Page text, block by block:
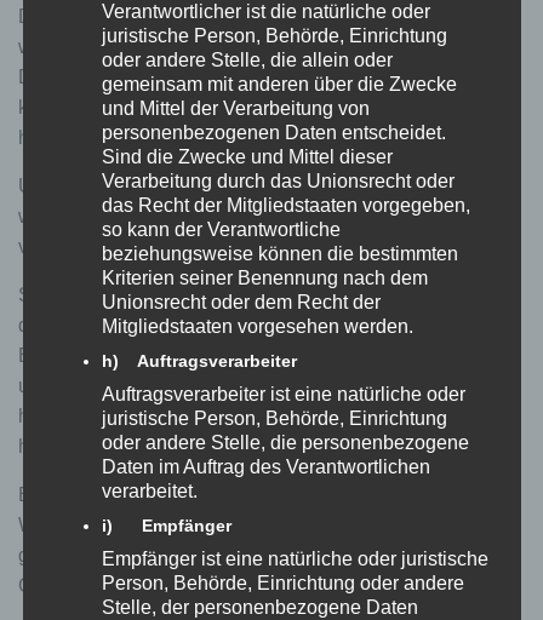
Datenschutzübereinkommen „Privacy Shield“ zertifiziert,
welches die Einhaltung des in der EU geltenden
Datenschutzniveaus gewährleistet. Ein aktuelles Zertifikat
kann hier eingesehen werden:
https://www.privacyshield.gov/list
Unter der nachstehenden Internetadresse erhalten Sie
weitere Informationen über die Datenschutzbestimmungen
von Google: https://www.google.de/policies/privacy/
Sie können Cookies für Anzeigenvorgaben dauerhaft
deaktivieren, indem Sie diese durch eine entsprechende
Einstellung Ihrer Browser-Software verhindern oder das
unter folgendem Link verfügbare Browser-Plug-in
herunterladen und installieren:
https://www.google.com/settings/ads/plugin?hl=de
Bitte beachten Sie, dass bestimmte Funktionen dieser
Website möglicherweise nicht oder nur eingeschränkt
genutzt werden können, wenn Sie die Verwendung von
Cookies deaktiviert haben.
Verantwortlicher ist die natürliche oder
juristische Person, Behörde, Einrichtung
oder andere Stelle, die allein oder
gemeinsam mit anderen über die Zwecke
und Mittel der Verarbeitung von
personenbezogenen Daten entscheidet.
Sind die Zwecke und Mittel dieser
Verarbeitung durch das Unionsrecht oder
das Recht der Mitgliedstaaten vorgegeben,
so kann der Verantwortliche
beziehungsweise können die bestimmten
Kriterien seiner Benennung nach dem
Unionsrecht oder dem Recht der
Mitgliedstaaten vorgesehen werden.
h) Auftragsverarbeiter
Auftragsverarbeiter ist eine natürliche oder
juristische Person, Behörde, Einrichtung
oder andere Stelle, die personenbezogene
Daten im Auftrag des Verantwortlichen
verarbeitet.
i) Empfänger
Empfänger ist eine natürliche oder juristische
Person, Behörde, Einrichtung oder andere
Stelle, der personenbezogene Daten